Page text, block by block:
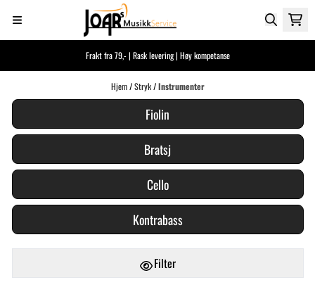
Hopp til innhold
Frakt fra 79,- | Rask levering | Høy kompetanse
Hjem/Stryk/Instrumenter
Fiolin
Bratsj
Cello
Kontrabass
Filter